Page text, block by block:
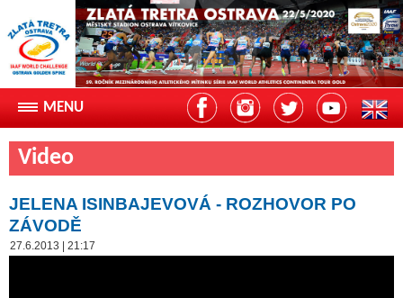
Video
JELENA ISINBAJEVOVÁ - ROZHOVOR PO
ZÁVODĚ
27.6.2013 | 21:17